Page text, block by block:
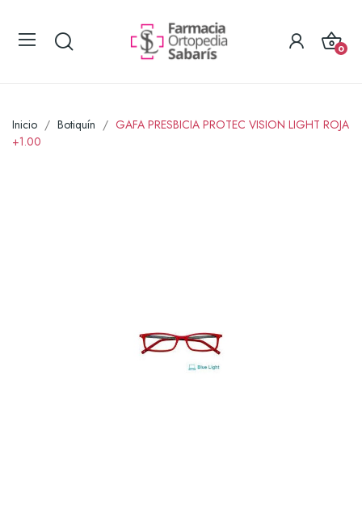
0
Inicio Botiquín
GAFA PRESBICIA PROTEC VISION LIGHT ROJA
+1.00